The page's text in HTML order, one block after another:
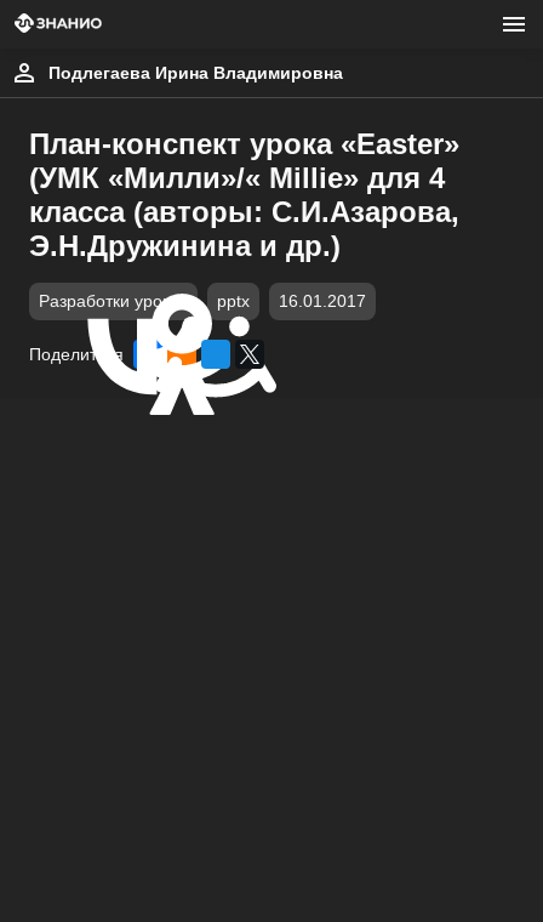
Подлегаева Ирина Владимировна
План-конспект урока «Easter»
(УМК «Милли»/« Millie» для 4
класса (авторы: С.И.Азарова,
Э.Н.Дружинина и др.)
Разработки уроков pptx 16.01.2017
Поделиться